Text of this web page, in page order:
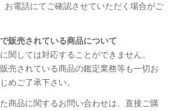
お電話にてご確認させていただく場合がご
販売されている商品について
関しては対応することができません。
売されている商品の鑑定業務等も一切お
めご了承下さい。
商品に関するお問い合わせは、直接ご購